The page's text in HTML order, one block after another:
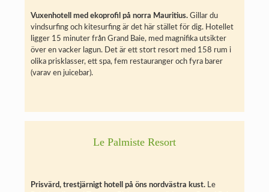
Vuxenhotell med ekoprofil på norra Mauritius. Gillar du
vindsurfing och kitesurfing är det här stället för dig. Hotellet
ligger 15 minuter från Grand Baie, med magnifika utsikter
över en vacker lagun. Det är ett stort resort med 158 rum i
olika prisklasser, ett spa, fem restauranger och fyra barer
(varav en juicebar).
Le Palmiste Resort
Prisvärd, trestjärnigt hotell på öns nordvästra kust.Le